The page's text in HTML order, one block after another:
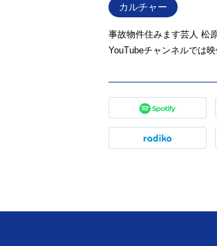
カルチャー
事故物件住みます芸人 松
YouTubeチャンネルでは